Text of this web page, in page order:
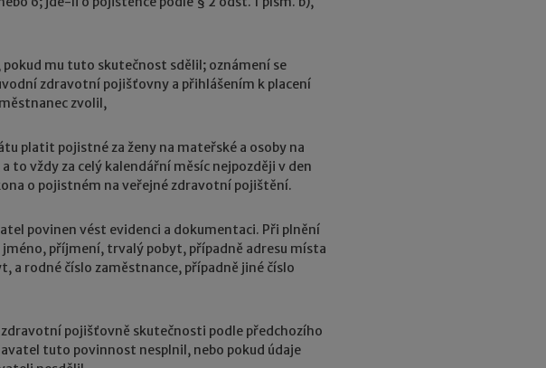
mu tuto skutečnost sdělil; oznámení se
zdravotní pojišťovny a přihlášením k placení
zvolil,
platit pojistné za ženy na mateřské a osoby na
to vždy za celý kalendářní měsíc nejpozději v den
o pojistném na veřejné zdravotní pojištění.
povinen vést evidenci a dokumentaci. Při plnění
příjmení, trvalý pobyt, případně adresu místa
a rodné číslo zaměstnance, případně jiné číslo
pojišťovně skutečnosti podle předchozího
tuto povinnost nesplnil, nebo pokud údaje